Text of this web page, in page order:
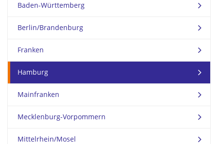
Baden-Württemberg
Berlin/Brandenburg
Franken
Hamburg
Mainfranken
Mecklenburg-Vorpommern
Mittelrhein/Mosel